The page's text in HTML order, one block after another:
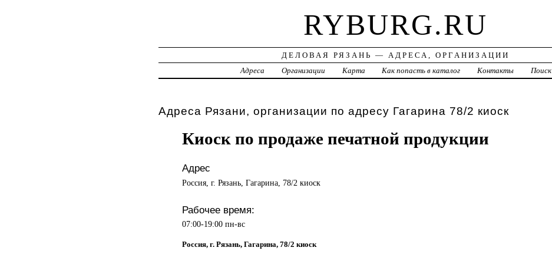
RYBURG.RU
ДЕЛОВАЯ РЯЗАНЬ — АДРЕСА, ОРГАНИЗАЦИИ
Адреса
Организации Карта Как попасть в каталог Контакты Поиск
Адреса Рязани, организации по адресу Гагарина 78/2 киоск
Киоск по продаже печатной продукции
Адрес
Россия, г. Рязань, Гагарина, 78/2 киоск
Рабочее время:
07:00-19:00 пн-вс
Россия, г. Рязань, Гагарина, 78/2 киоск